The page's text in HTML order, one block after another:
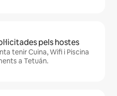
pels hostes
tenir Cuina, Wifi i Piscina
a Tetuán.